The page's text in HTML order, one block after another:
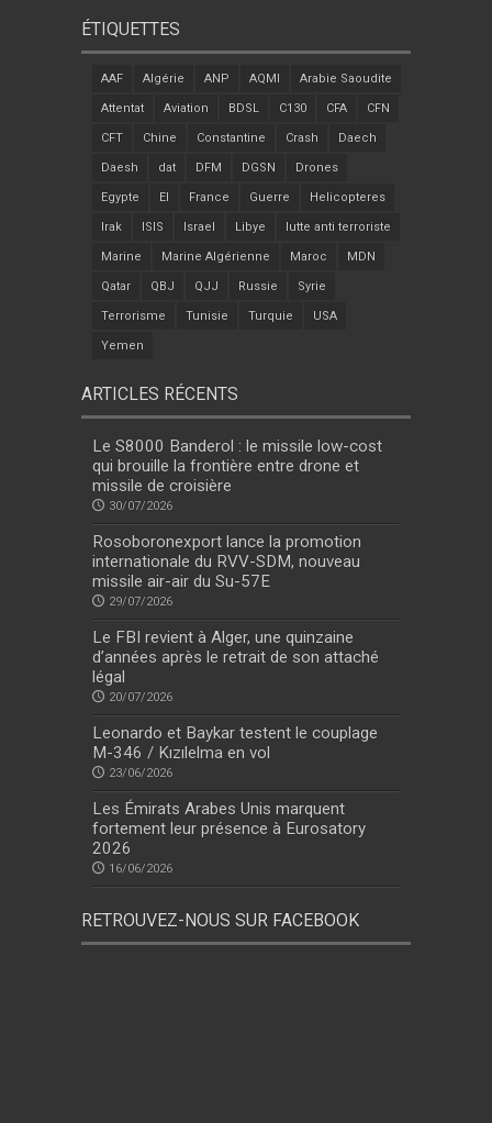
ÉTIQUETTES
AAF Algérie ANP AQMI Arabie Saoudite
Attentat Aviation BDSL C130 CFA CFN
CFT Chine Constantine Crash Daech
Daesh dat DFM DGSN Drones
Egypte EI France Guerre Helicopteres
Irak ISIS Israel Libye lutte anti terroriste
Marine Marine Algérienne Maroc MDN
Qatar QBJ QJJ Russie Syrie
Terrorisme Tunisie Turquie USA
Yemen
ARTICLES RÉCENTS
Le S8000 Banderol : le missile low-cost
qui brouille la frontière entre drone et
missile de croisière
30/07/2026
Rosoboronexport lance la promotion
internationale du RVV-SDM, nouveau
missile air-air du Su-57E
29/07/2026
Le FBI revient à Alger, une quinzaine
d’années après le retrait de son attaché
légal
20/07/2026
Leonardo et Baykar testent le couplage
M-346 / Kızılelma en vol
23/06/2026
Les Émirats Arabes Unis marquent
fortement leur présence à Eurosatory
2026
16/06/2026
RETROUVEZ-NOUS SUR FACEBOOK